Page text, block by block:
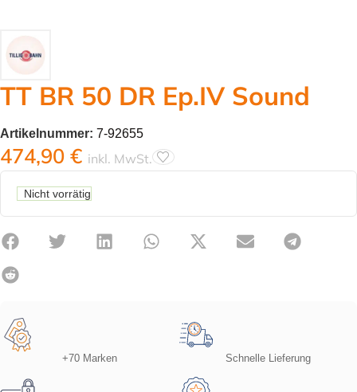
TT BR 50 DR Ep.IV Sound
Artikelnummer: 7-92655
474,90 € inkl. MwSt.
Nicht vorrätig
+70 Marken Schnelle Lieferung